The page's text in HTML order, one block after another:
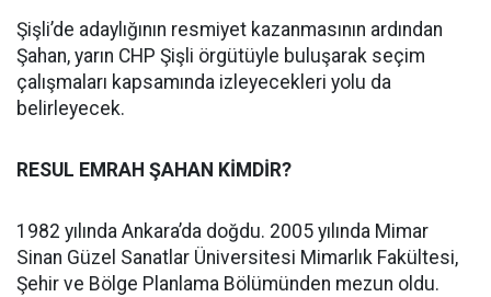
Şişli’de adaylığının resmiyet kazanmasının ardından
Şahan, yarın CHP Şişli örgütüyle buluşarak seçim
çalışmaları kapsamında izleyecekleri yolu da
belirleyecek.
RESUL EMRAH ŞAHAN KİMDİR?
1982 yılında Ankara’da doğdu. 2005 yılında Mimar
Sinan Güzel Sanatlar Üniversitesi Mimarlık Fakültesi,
Şehir ve Bölge Planlama Bölümünden mezun oldu.